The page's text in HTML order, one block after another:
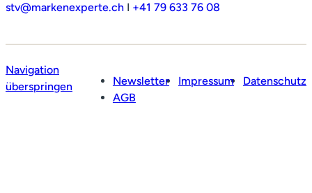
stv@markenexperte.ch I +41 79 633 76 08
Navigation
überspringen
Newsletter Impressum
Datenschutz
AGB